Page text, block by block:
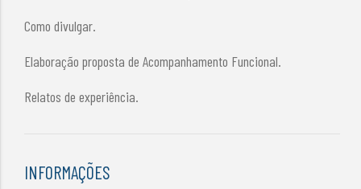
Como divulgar.
Elaboração proposta de Acompanhamento Funcional.
Relatos de experiência.
INFORMAÇÕES